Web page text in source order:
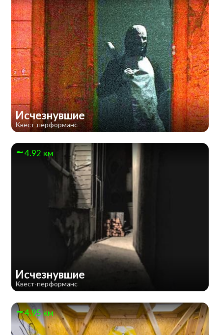
Исчезнувшие
Квест-перформанс
4.92 км
Исчезнувшие
Квест-перформанс
4.95 км